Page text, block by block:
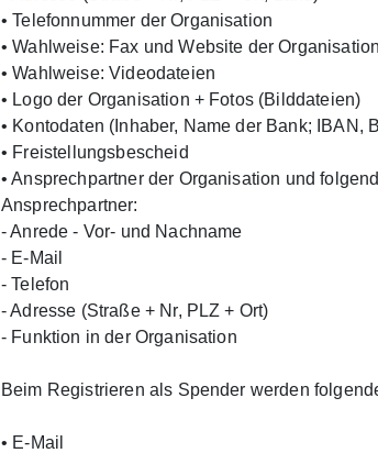
• Telefonnummer der Organisation
• Wahlweise: Fax und Website der Organisation
• Wahlweise: Videodateien
• Logo der Organisation + Fotos (Bilddateien)
• Kontodaten (Inhaber, Name der Bank; IBAN,
• Freistellungsbescheid
• Ansprechpartner der Organisation und
Ansprechpartner:
- Anrede - Vor- und Nachname
- E-Mail
- Telefon
- Adresse (Straße + Nr, PLZ + Ort)
- Funktion in der Organisation
Beim Registrieren als Spender werden
• E-Mail